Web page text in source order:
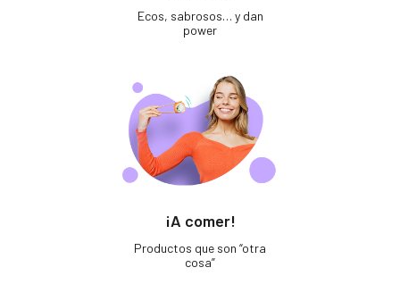
Ecos, sabrosos… y dan
power
¡A comer!
Productos que son “otra
cosa”